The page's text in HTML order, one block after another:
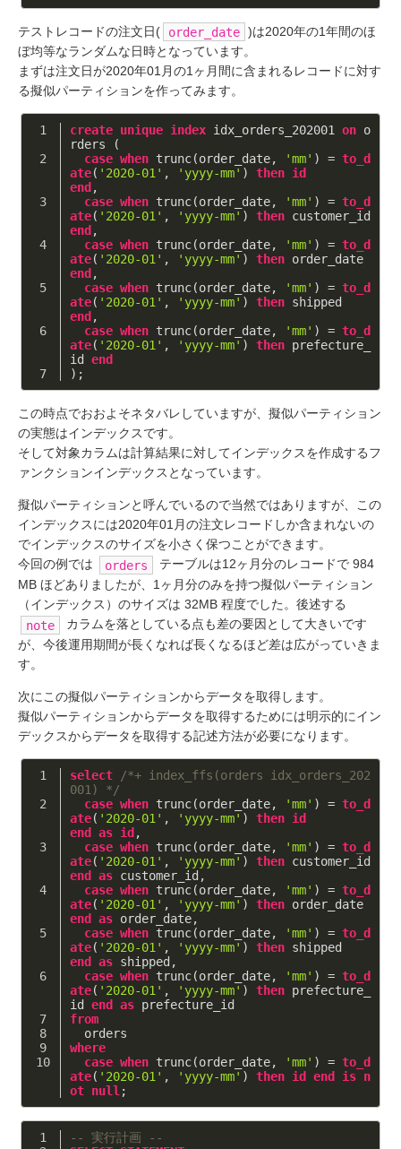
テストレコードの注文日( order_date )は2020年の1年間のほ
ぼ均等なランダムな日時となっています。
まずは注文日が2020年01月の1ヶ月間に含まれるレコードに対す
る擬似パーティションを作ってみます。
create unique index idx_orders_202001 on o
rders (
case when trunc(order_date, 'mm' ) = to_d
ate( '2020-01' , 'yyyy-mm' ) then id
end ,
case when trunc(order_date, 'mm' ) = to_d
ate( '2020-01' , 'yyyy-mm' ) then
end ,
case when trunc(order_date, 'mm' ) = to_d
ate( '2020-01' , 'yyyy-mm' ) then
end ,
case when trunc(order_date, 'mm' ) = to_d
ate( '2020-01' , 'yyyy-mm' ) then
end ,
case when trunc(order_date, 'mm' ) = to_d
ate( '2020-01' , 'yyyy-mm' ) then prefecture_
id end
);
この時点でおおよそネタバレしていますが、擬似パーティション
の実態はインデックスです。
そして対象カラムは計算結果に対してインデックスを作成するフ
ァンクションインデックスとなっています。
擬似パーティションと呼んでいるので当然ではありますが、この
インデックスには2020年01月の注文レコードしか含まれないの
でインデックスのサイズを小さく保つことができます。
今回の例では
orders
テーブルは12ヶ月分のレコードで 984
MB ほどありましたが、1ヶ月分のみを持つ擬似パーティション
（インデックス）のサイズは 32MB 程度でした。後述する
note
カラムを落としている点も差の要因として大きいです
が、今後運用期間が長くなれば長くなるほど差は広がっていきま
す。
次にこの擬似パーティションからデータを取得します。
擬似パーティションからデータを取得するためには明示的にイン
デックスからデータを取得する記述方法が必要になります。
select
/*+ index_ffs(orders idx_orders_202
001) */
case when trunc(order_date, 'mm' ) = to_d
ate( '2020-01' , 'yyyy-mm' ) then id
end
as id ,
case when trunc(order_date, 'mm' ) = to_d
ate( '2020-01' , 'yyyy-mm' ) then
end
as customer_id,
case when trunc(order_date, 'mm' ) = to_d
ate( '2020-01' , 'yyyy-mm' ) then
end
as order_date,
case when trunc(order_date, 'mm' ) = to_d
ate( '2020-01' , 'yyyy-mm' ) then
end
as shipped,
case when trunc(order_date, 'mm' ) = to_d
ate( '2020-01' , 'yyyy-mm' ) then prefecture_
id end as prefecture_id
from
  orders
where
case when trunc(order_date, 'mm' ) = to_d
ate( '2020-01' , 'yyyy-mm' ) then id end is n
ot null ;
-- 実行計画 --